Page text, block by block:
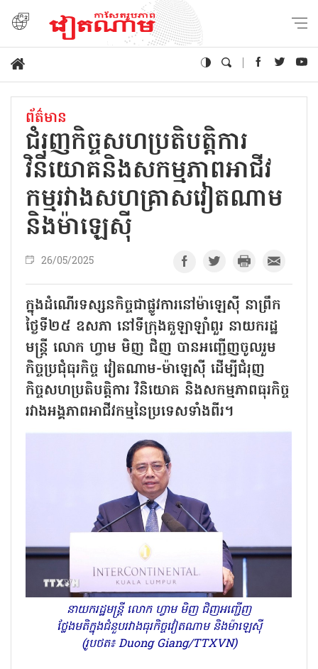
ព័ត៌មាន
ជំរុញកិច្ចសហប្រតិបត្តិការ
វិនិយោគនិងសកម្មភាពអាជីវ
កម្មរវាងសហគ្រាសវៀតណាម
និងម៉ាឡេស៊ី
26/05/2025
ក្នុងដំណើរទស្សនកិច្ចជាផ្លូវការនៅម៉ាឡេស៊ី នាព្រឹក
ថ្ងៃទី២៥ ឧសភា នៅទីក្រុងគួឡាឡាំពួរ នាយករដ្ឋ
មន្ត្រី លោក ហ្វាម មិញ ជិញ បានអញ្ជើញចូលរួម
កិច្ចប្រជុំធុរកិច្ច វៀតណាម-ម៉ាឡេស៊ី ដើម្បីជំរុញ
កិច្ចសហប្រតិបត្តិការ វិនិយោគ និងសកម្មភាពធុរកិច្ច
រវាងអង្គភាពអាជីវកម្មនៃប្រទេសទាំងពីរ។
នាយករដ្ឋមន្ត្រី លោក ហ្វាម មិញ ជិញអញ្ជើញ
ថ្លែងមតិក្នុងជំនួបរវាងធុរកិច្ចវៀតណាម និងម៉ាឡេស៊ី
(រូបថត៖ Duong Giang/TTXVN)